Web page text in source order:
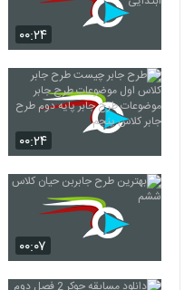
۰۰:۲۴
۰۰:۲۴
۰۰:۰۷